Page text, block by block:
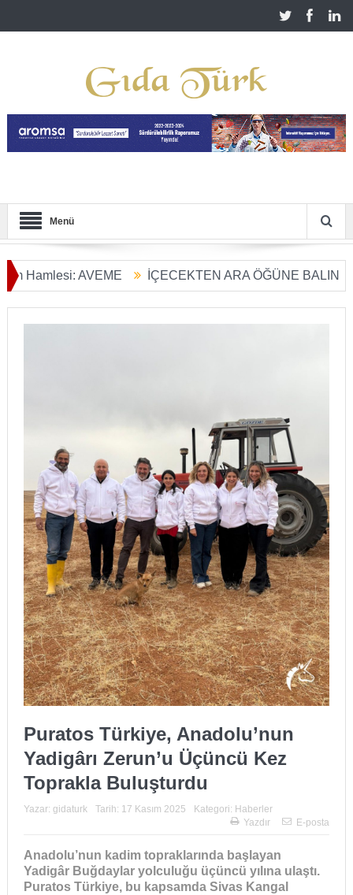
Menü
AVEME İÇECEKTEN ARA ÖĞÜNE BALIN
Başladı
Puratos Türkiye, Anadolu’nun
Yadigârı Zerun’u Üçüncü Kez
Toprakla Buluşturdu
Yazar: gidaturk Tarih: 17 Kasım 2025 Kategori: Haberler
Yazdır
E-posta
Anadolu’nun kadim topraklarında başlayan
Yadigâr Buğdaylar yolculuğu üçüncü yılına ulaştı.
Puratos Türkiye, bu kapsamda Sivas Kangal